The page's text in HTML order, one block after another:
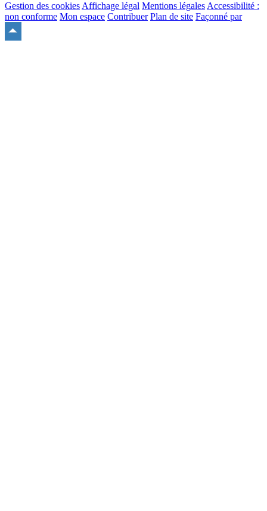
Gestion des cookiesAffichage légal Mentions légalesAccessibilité :
non conforme Mon espace Contribuer Plan de site Façonné par